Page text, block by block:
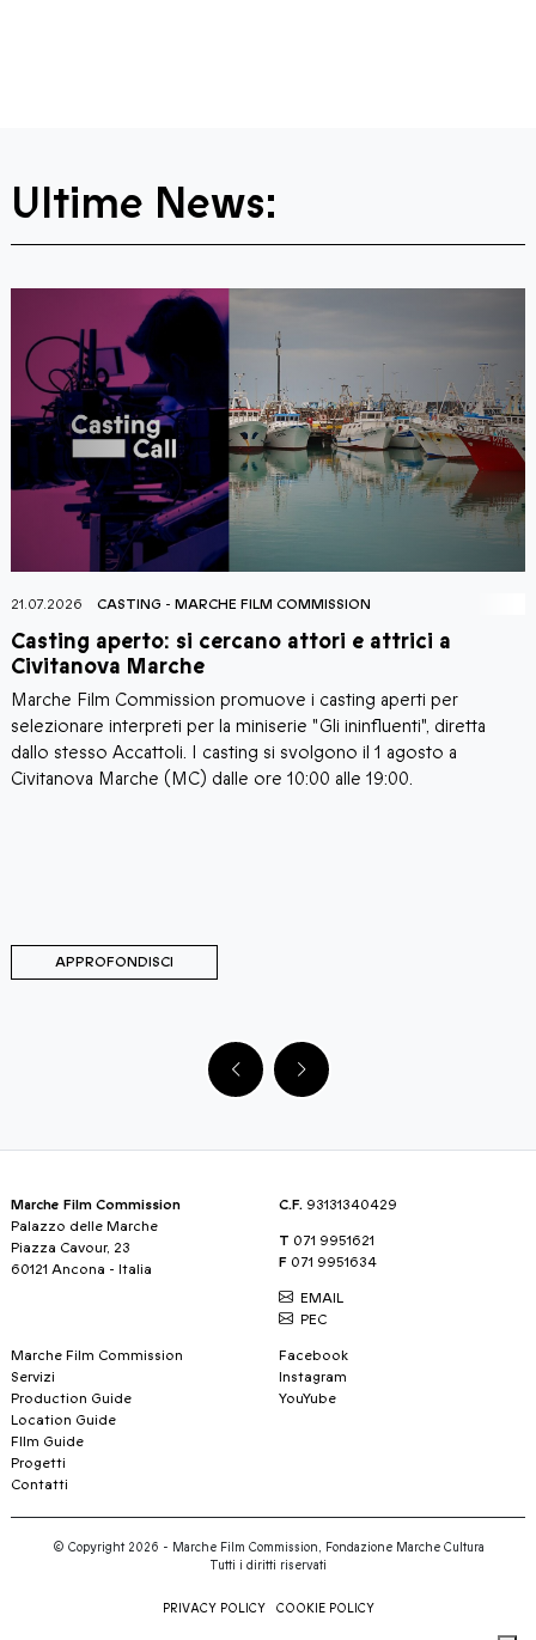
Ultime News:
21.07.2026 CASTING - MARCHE FILM COMMISSION
Casting aperto: si cercano attori e attrici a
Civitanova Marche
Marche Film Commission promuove i casting aperti per
selezionare interpreti per la miniserie "Gli ininfluenti", diretta
dallo stesso Accattoli. I casting si svolgono il 1 agosto a
Civitanova Marche (MC) dalle ore 10:00 alle 19:00.
APPROFONDISCI
Marche Film Commission
Palazzo delle Marche
Piazza Cavour, 23
60121 Ancona - Italia
C.F. 93131340429
T 071 9951621
F 071 9951634
EMAIL
PEC
Marche Film Commission
Servizi
Production Guide
Location Guide
FIlm Guide
Progetti
Contatti
Facebook
Instagram
YouYube
© Copyright 2026 - Marche Film Commission, Fondazione Marche Cultura
Tutti i diritti riservati
PRIVACY POLICY COOKIE POLICY